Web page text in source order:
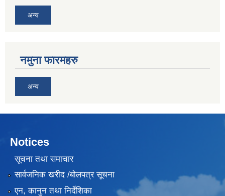
अन्य
नमुना फारमहरु
अन्य
Notices
सूचना तथा समाचार
सार्वजनिक खरीद /बोलपत्र सूचना
एन, कानुन तथा निर्देशिका